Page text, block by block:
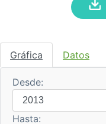
Gráfica Datos
Desde:
Hasta: